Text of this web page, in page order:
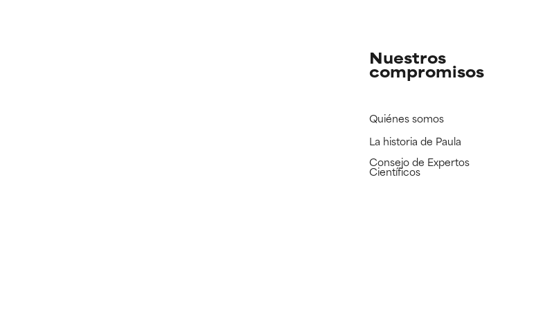
Nuestros
compromisos
Quiénes somos
La historia de Paula
Consejo de Expertos
Científicos